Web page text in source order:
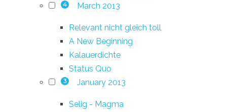
4 March 2013
Relevant nicht gleich toll
A New Beginning
Kalauerdichte
Status Quo
3 January 2013
Selig - Magma